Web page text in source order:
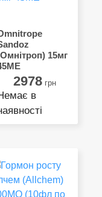
15мг
2978грн
в